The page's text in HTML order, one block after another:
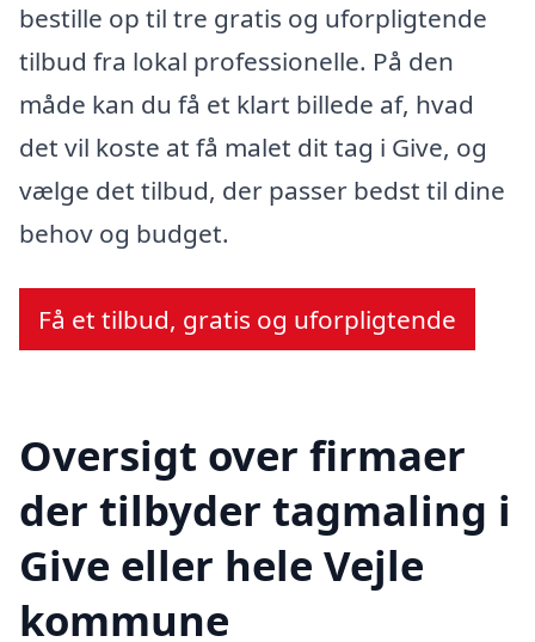
bestille op til tre gratis og uforpligtende
tilbud fra lokal professionelle. På den
måde kan du få et klart billede af, hvad
det vil koste at få malet dit tag i Give, og
vælge det tilbud, der passer bedst til dine
behov og budget.
Få et tilbud, gratis og uforpligtende
Oversigt over firmaer
der tilbyder tagmaling i
Give eller hele Vejle
kommune